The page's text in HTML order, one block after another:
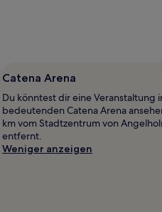
Catena Arena
Du könntest dir eine Veranstaltung
bedeutenden Catena Arena
km vom Stadtzentrum von
entfernt.
Weniger anzeigen